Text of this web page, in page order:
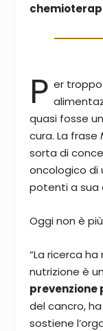
P er
quasi fosse
cura. La frase
sorta di
oncologico di
potenti a sua
Oggi non è
“La ricerca
nutrizione è
prevenzione
del cancro,
sostiene